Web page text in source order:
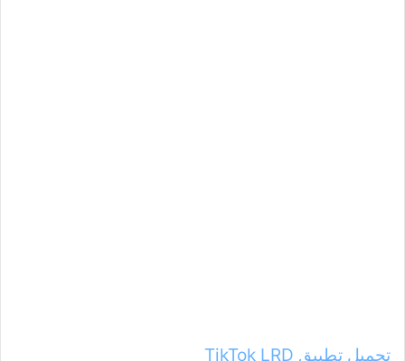
تحميل تطبيق TikTok LRD